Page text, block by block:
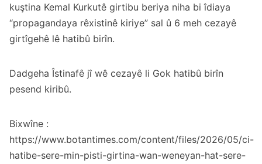
kuştina Kemal Kurkutê girtibu beriya niha bi îdiaya
“propagandaya rêxistinê kiriye” sal û 6 meh cezayê
girtîgehê lê hatibû birîn.
Dadgeha Îstinafê jî wê cezayê li Gok hatibû birîn
pesend kiribû.
Bixwîne :
https://www.botantimes.com/content/files/2026/05/ci-
hatibe-sere-min-pisti-girtina-wan-weneyan-hat-sere-